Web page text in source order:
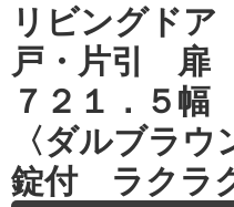
リビングド
戸・片引 扉
７２１．５
〈ダルブラ
錠付 ラクラ